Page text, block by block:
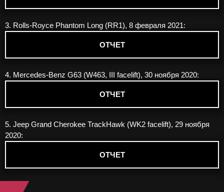
3. Rolls-Royce Phantom Long (RR1), 8 февраля 2021:
ОТЧЕТ
4. Mercedes-Benz G63 (W463, III facelift), 30 ноября 2020:
ОТЧЕТ
5. Jeep Grand Cherokee TrackHawk (WK2 facelift), 29 ноября
2020:
ОТЧЕТ